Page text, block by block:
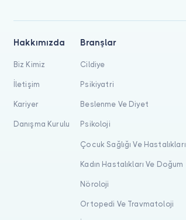
Hakkımızda
Biz Kimiz
İletişim
Kariyer
Danışma Kurulu
Branşlar
Cildiye
Psikiyatri
Beslenme Ve Diyet
Psikoloji
Çocuk Sağlığı Ve Hastalıkları
Kadın Hastalıkları Ve Doğum
Nöroloji
Ortopedi Ve Travmatoloji